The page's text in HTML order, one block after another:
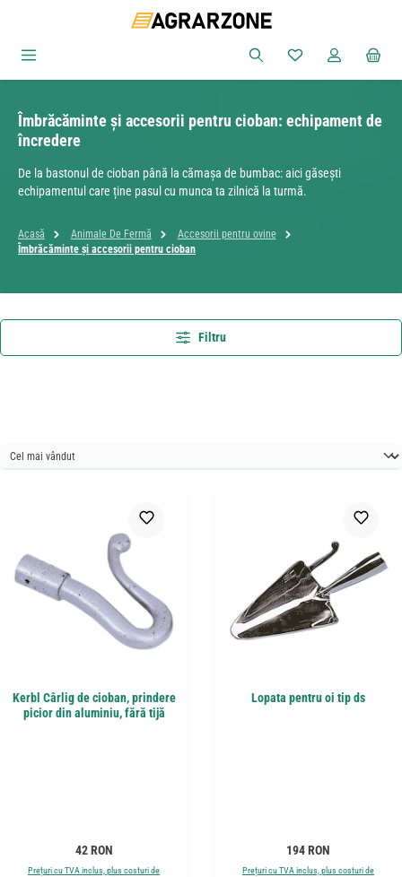
Sari la conținutul principal
Aveți 0 articole
Îmbrăcăminte și accesorii pentru cioban: echipament de
încredere
De la bastonul de cioban până la cămașa de bumbac: aici găsești
echipamentul care ține pasul cu munca ta zilnică la turmă.
Acasă Animale De Fermă
Accesorii pentru ovine
Îmbrăcăminte și accesorii pentru cioban
Filtru
Kerbl Cârlig de cioban, prindere
picior din aluminiu, fără tijă
Preț obișnuit:
42 RON
Prețuri cu TVA inclus, plus costuri de
Lopata pentru oi tip ds
Preț obișnuit:
194 RON
Prețuri cu TVA inclus, plus costuri de